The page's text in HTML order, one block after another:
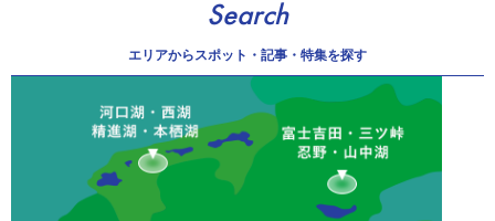
Search
エリアからスポット・記事・特集を探す